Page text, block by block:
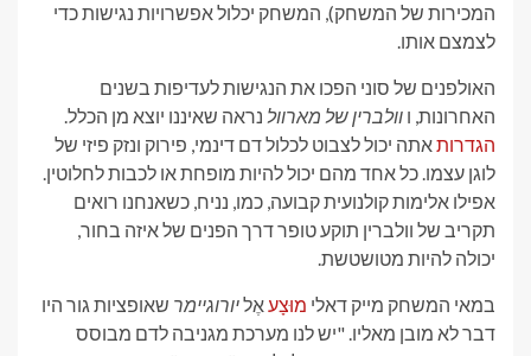
אפשרויות נגישות כדי
לעדיפות בשנים
נראה שאיננו יוצא מן הכלל.
דינמי, פירוק ונזק פיזי של
מופחת או לכבות לחלוטין.
נניח, כשאנחנו רואים
הפנים של איזה בחור,
יורוגיימרשאופציות גור היו
מגניבה לדם מבוסס